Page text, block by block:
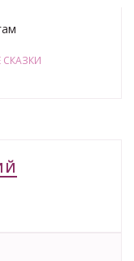
СКАЗКИ